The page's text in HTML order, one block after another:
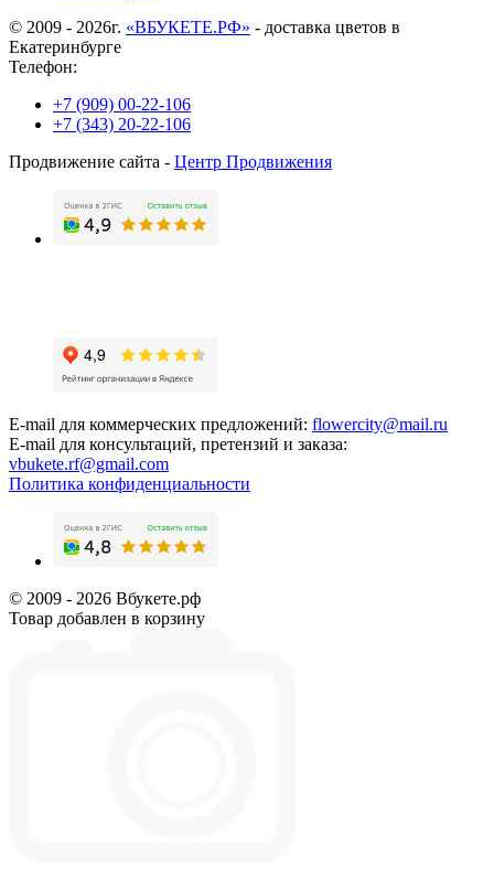
© 2009 - 2026г. «ВБУКЕТЕ.РФ» - доставка цветов в
Екатеринбурге
Телефон:
+7 (909) 00-22-106
+7 (343) 20-22-106
Продвижение сайта - Центр Продвижения
E-mail для коммерческих предложений: flowercity@mail.ru
E-mail для консультаций, претензий и заказа:
vbukete.rf@gmail.com
Политика конфиденциальности
© 2009 - 2026 Вбукете.рф
Товар добавлен в корзину